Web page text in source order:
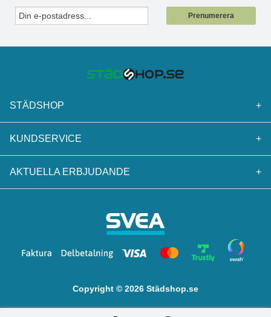
Prenumerera
STÄDSHOP +
KUNDSERVICE +
AKTUELLA ERBJUDANDE +
Copyright © 2026 Städshop.se